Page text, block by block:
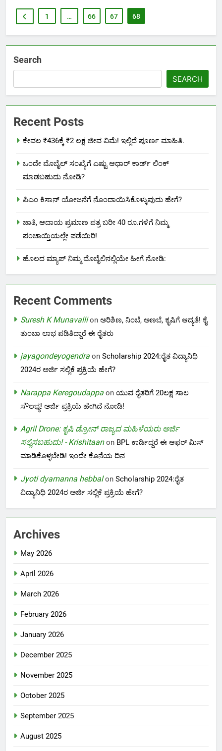
1 … 66 67 68
Search
SEARCH
Recent Posts
ಕೇವಲ ₹436ಕ್ಕೆ ₹2 ಲಕ್ಷ ಜೀವ ವಿಮೆ! ಇಲ್ಲಿದೆ ಪೂರ್ಣ ಮಾಹಿತಿ.
ಒಂದೇ ಮೊಬೈಲ್ ಸಂಖ್ಯೆಗೆ ಎಷ್ಟು ಆಧಾರ್ ಕಾರ್ಡ್ ಲಿಂಕ್
ಮಾಡಬಹುದು ನೋಡಿ?
ಪಿಎಂ ಕಿಸಾನ್ ಯೋಜನೆಗೆ ನೊಂದಾಯಿಸಿಕೊಳ್ಳುವುದು ಹೇಗೆ?
ಜಾತಿ, ಆದಾಯ ಪ್ರಮಾಣ ಪತ್ರ ಬರೀ 40 ರೂ.ಗಳಿಗೆ ನಿಮ್ಮ
ಪಂಚಾಯ್ತಿಯಲ್ಲೇ ಪಡೆಯಿರಿ!
ಹೊಲದ ಮ್ಯಾಪ್ ನಿಮ್ಮ ಮೊಬೈಲಿನಲ್ಲಿಯೇ ಹೀಗೆ ನೋಡಿ:
Recent Comments
Suresh K Munavallion ಅರಿಶಿಣ, ನಿಂಬೆ, ಅಣಬೆ, ಕೃಷಿಗೆ ಆದ್ಯತೆ! ಕೈ
ತುಂಬಾ ಲಾಭ ಪಡಿತಿದ್ದಾರೆ ಈ ರೈತರು
jayagondeyogendra on Scholarship 2024:ರೈತ ವಿದ್ಯಾನಿಧಿ
2024ರ ಅರ್ಜಿ ಸಲ್ಲಿಕೆ ಪ್ರಕ್ರಿಯೆ ಹೇಗೆ?
Narappa Keregoudappa on ಯುವ ರೈತರಿಗೆ 20ಲಕ್ಷ ಸಾಲ
ಸೌಲಭ್ಯ! ಅರ್ಜಿ ಪ್ರಕ್ರಿಯೆ ಹೇಗಿದೆ ನೋಡಿ!
Agril Drone: ಕೃಷಿ ಡ್ರೋನ್ ರಾಜ್ಯದ ಮಹಿಳೆಯರು ಅರ್ಜಿ
ಸಲ್ಲಿಸಬಹುದು! - Krishitaanon BPL ಕಾರ್ಡಿದ್ದರೆ ಈ ಆಫರ್ ಮಿಸ್
ಮಾಡಿಕೊಳ್ಳಬೇಡಿ! ಇಂದೇ ಕೊನೆಯ ದಿನ
Jyoti dyamanna hebbalon Scholarship 2024:ರೈತ
ವಿದ್ಯಾನಿಧಿ 2024ರ ಅರ್ಜಿ ಸಲ್ಲಿಕೆ ಪ್ರಕ್ರಿಯೆ ಹೇಗೆ?
Archives
May 2026
April 2026
March 2026
February 2026
January 2026
December 2025
November 2025
October 2025
September 2025
August 2025